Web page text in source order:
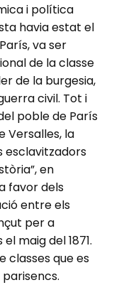
i política
havia estat el
va ser
de la classe
de la burgesia,
civil. Tot i
poble de París
Versalles, la
esclavitzadors
en
favor dels
entre els
per a
maig del 1871.
classes que es